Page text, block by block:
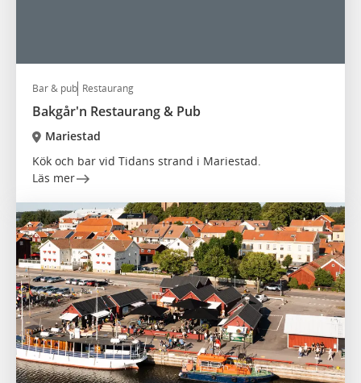
Bar & pub Restaurang
Bakgår'n Restaurang & Pub
Mariestad
Kök och bar vid Tidans strand i Mariestad.
Läs mer